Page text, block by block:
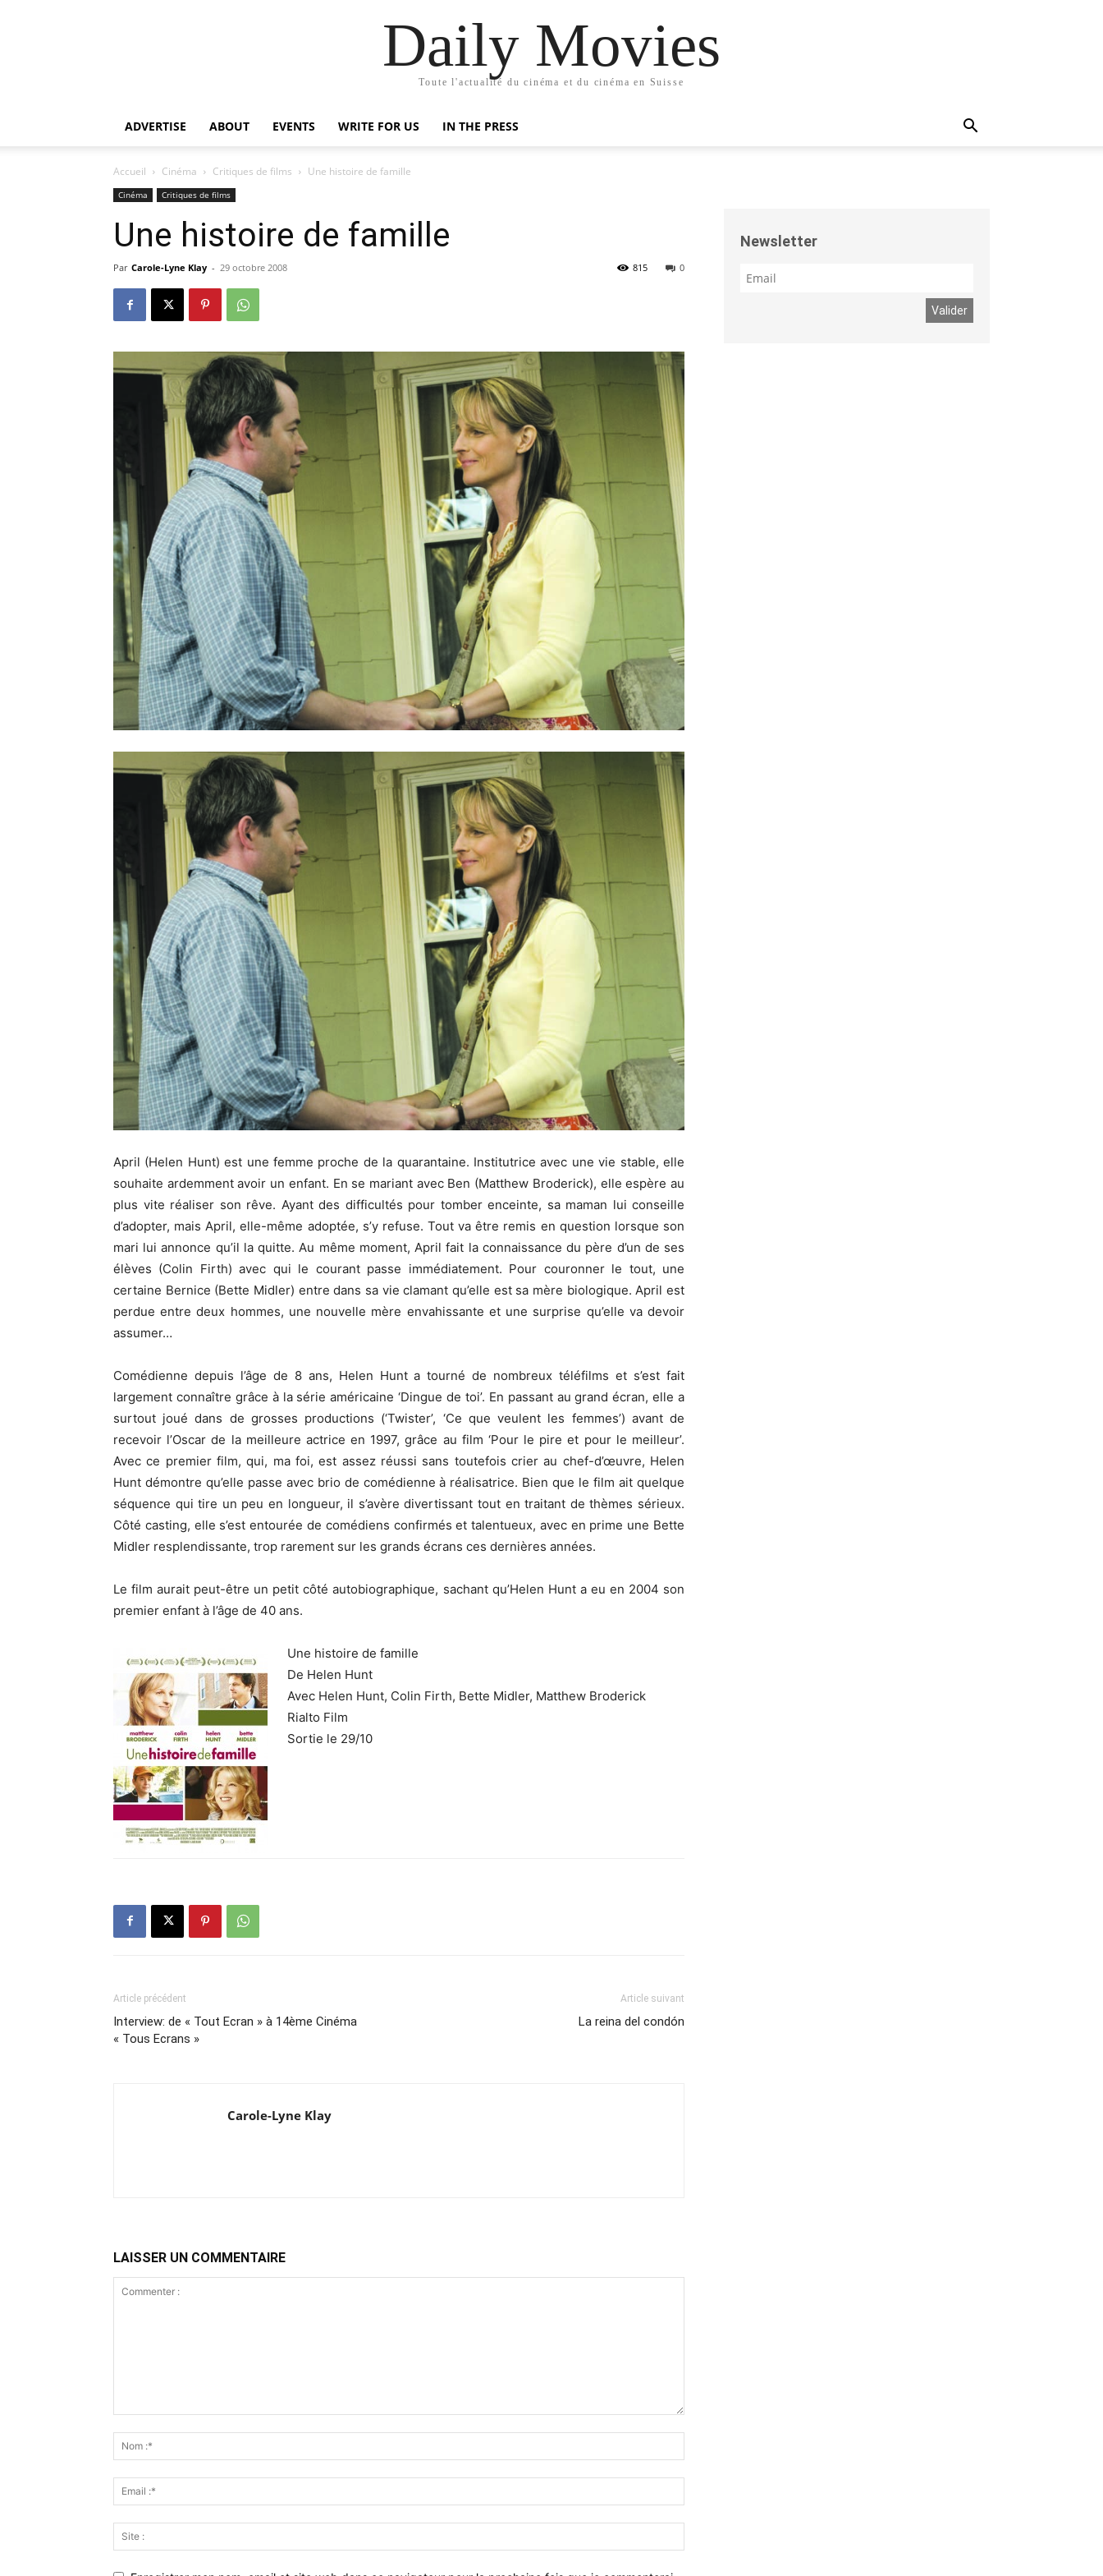
Daily Movies
Toute l'actualité du cinéma et du cinéma en Suisse
ADVERTISE ABOUT EVENTS WRITE FOR US IN THE PRESS
Accueil Cinéma Critiques de films Une histoire de famille
Cinéma Critiques de films
Une histoire de famille
Par Carole-Lyne Klay - 29 octobre 2008 0
815
April (Helen Hunt) est une femme proche de la quarantaine. Institutrice avec une vie stable, elle
souhaite ardemment avoir un enfant. En se mariant avec Ben (Matthew Broderick), elle espère au
plus vite réaliser son rêve. Ayant des difficultés pour tomber enceinte, sa maman lui conseille
d’adopter, mais April, elle-même adoptée, s’y refuse. Tout va être remis en question lorsque son
mari lui annonce qu’il la quitte. Au même moment, April fait la connaissance du père d’un de ses
élèves (Colin Firth) avec qui le courant passe immédiatement. Pour couronner le tout, une
certaine Bernice (Bette Midler) entre dans sa vie clamant qu’elle est sa mère biologique. April est
perdue entre deux hommes, une nouvelle mère envahissante et une surprise qu’elle va devoir
assumer…
Comédienne depuis l’âge de 8 ans, Helen Hunt a tourné de nombreux téléfilms et s’est fait
largement connaître grâce à la série américaine ‘Dingue de toi’. En passant au grand écran, elle a
surtout joué dans de grosses productions (‘Twister’, ‘Ce que veulent les femmes’) avant de
recevoir l’Oscar de la meilleure actrice en 1997, grâce au film ‘Pour le pire et pour le meilleur’.
Avec ce premier film, qui, ma foi, est assez réussi sans toutefois crier au chef-d’œuvre, Helen
Hunt démontre qu’elle passe avec brio de comédienne à réalisatrice. Bien que le film ait quelque
séquence qui tire un peu en longueur, il s’avère divertissant tout en traitant de thèmes sérieux.
Côté casting, elle s’est entourée de comédiens confirmés et talentueux, avec en prime une Bette
Midler resplendissante, trop rarement sur les grands écrans ces dernières années.
Le film aurait peut-être un petit côté autobiographique, sachant qu’Helen Hunt a eu en 2004 son
premier enfant à l’âge de 40 ans.
Une histoire de famille
De Helen Hunt
Avec Helen Hunt, Colin Firth, Bette Midler, Matthew Broderick
Rialto Film
Sortie le 29/10
Article précédent
Interview: de « Tout Ecran » à 14ème Cinéma
« Tous Ecrans »
Article suivant
La reina del condón
Carole-Lyne Klay
LAISSER UN COMMENTAIRE
Newsletter